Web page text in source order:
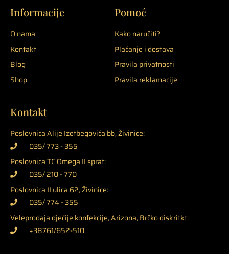
Informacije
O nama
Kontakt
Blog
Shop
Pomoć
Kako naručiti?
Plaćanje i dostava
Pravila privatnosti
Pravila reklamacije
Kontakt
Poslovnica Alije Izetbegovića bb, Živinice:
035/ 773 - 355
Poslovnica TC Omega II sprat:
035/ 210 - 770
Poslovnica II ulica 62, Živinice:
035/ 774 - 355
Veleprodaja dječije konfekcije, Arizona, Brčko diskritkt:
+38761/652-510